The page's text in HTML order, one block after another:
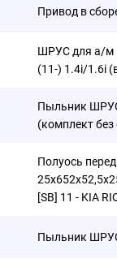
Привод в
ШРУС для а/м
(11-) 1.4i/1.6i
Пыльник
(комплект
Полуось
[SB] 11 - KIA
Пыльник